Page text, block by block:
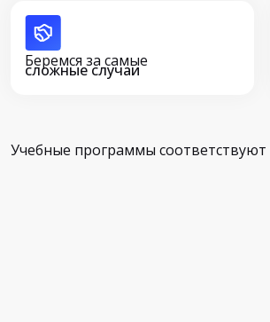
Беремся за самые
сложные случаи
Учебные программы